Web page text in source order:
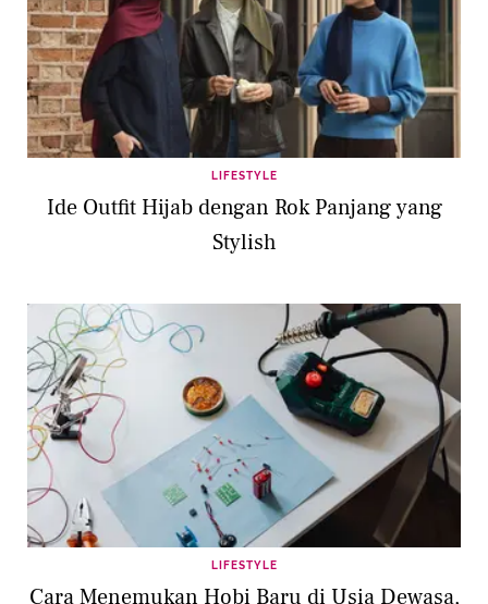
LIFESTYLE
Ide Outfit Hijab dengan Rok Panjang yang
Stylish
LIFESTYLE
Cara Menemukan Hobi Baru di Usia Dewasa,